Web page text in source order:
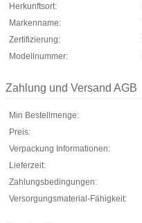
Herkunftsort:
Markenname:
Zertifizierung:
Modellnummer:
Zahlung und Versand AGB
Min Bestellmenge:
Preis:
Verpackung Informationen:
Lieferzeit:
Zahlungsbedingungen:
Versorgungsmaterial-Fähigkeit: